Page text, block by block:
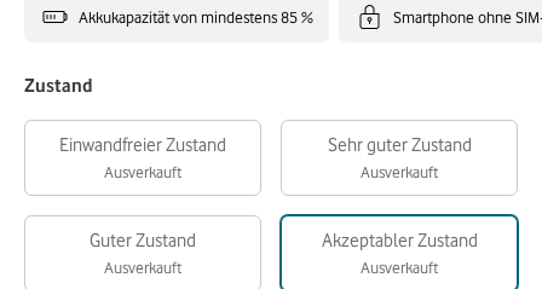
Akkukapazität von mindestens 85 % Smartphone ohne
Zustand
Einwandfreier Zustand
Ausverkauft
Sehr guter Zustand
Ausverkauft
Guter Zustand
Ausverkauft
Akzeptabler Zustand
Ausverkauft